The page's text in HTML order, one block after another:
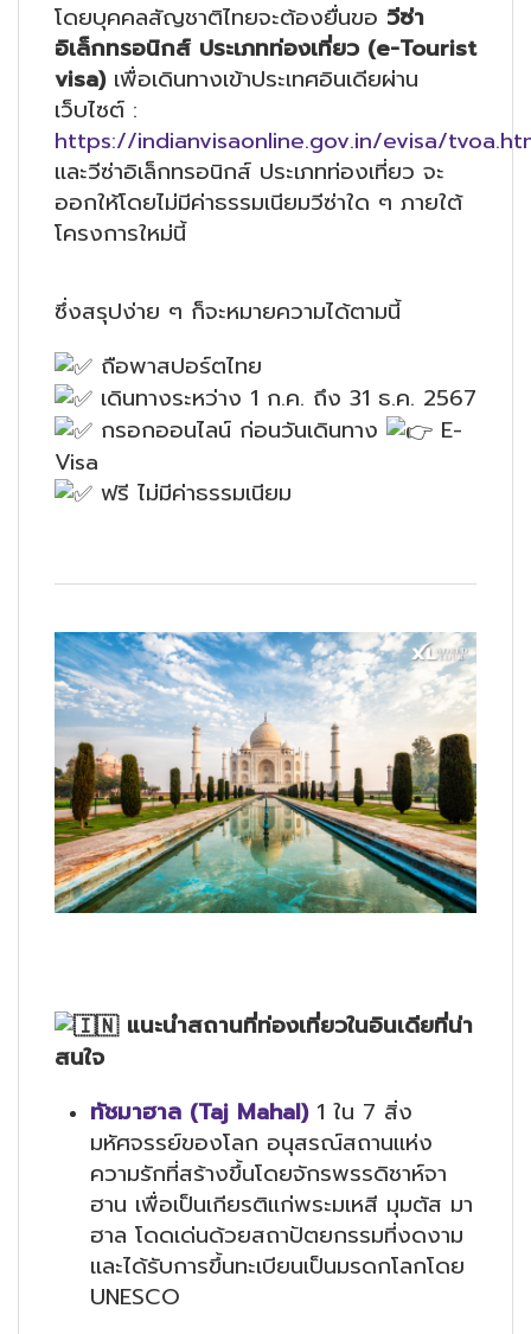
โดยบุคคลสัญชาติไทยจะต้องยื่นขอ วีซ่า
อิเล็กทรอนิกส์ ประเภทท่องเที่ยว (e-Tourist
visa)เพื่อเดินทางเข้าประเทศอินเดียผ่าน
เว็บไซต์ :
https://indianvisaonline.gov.in/evisa/
และวีซ่าอิเล็กทรอนิกส์ ประเภทท่องเที่ยว จะ
ออกให้โดยไม่มีค่าธรรมเนียมวีซ่าใด ๆ ภายใต้
โครงการใหม่นี้
ซึ่งสรุปง่าย ๆ ก็จะหมายความได้ตามนี้
ถือพาสปอร์ตไทย
เดินทางระหว่าง 1 ก.ค. ถึง 31 ธ.ค. 2567
กรอกออนไลน์ ก่อนวันเดินทาง
E-
Visa
ฟรี ไม่มีค่าธรรมเนียม
แนะนำสถานที่ท่องเที่ยวในอินเดียที่น่า
สนใจ
ทัชมาฮาล (Taj Mahal)1 ใน 7 สิ่ง
มหัศจรรย์ของโลก อนุสรณ์สถานแห่ง
ความรักที่สร้างขึ้นโดยจักรพรรดิชาห์จา
ฮาน เพื่อเป็นเกียรติแก่พระมเหสี มุมตัส มา
ฮาล โดดเด่นด้วยสถาปัตยกรรมที่งดงาม
และได้รับการขึ้นทะเบียนเป็นมรดกโลกโดย
UNESCO